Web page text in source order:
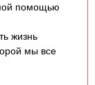
помощью
жизнь
мы все